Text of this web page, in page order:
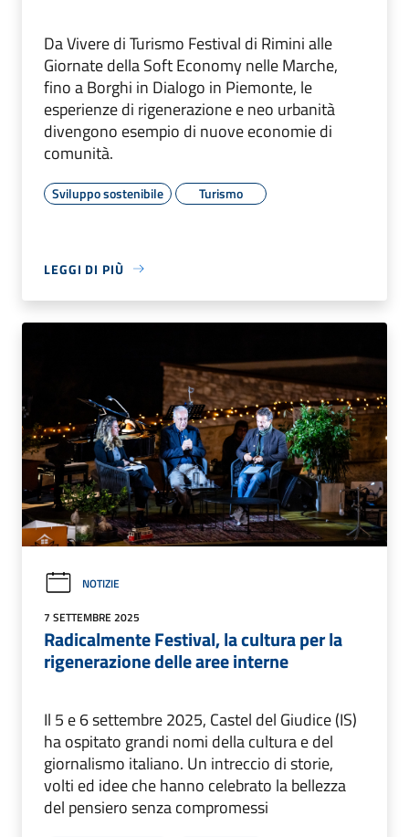
Da Vivere di Turismo Festival di Rimini alle
Giornate della Soft Economy nelle Marche,
fino a Borghi in Dialogo in Piemonte, le
esperienze di rigenerazione e neo urbanità
divengono esempio di nuove economie di
comunità.
Sviluppo sostenibile Turismo
LEGGI DI PIÙ
NOTIZIE
7 SETTEMBRE 2025
Radicalmente Festival, la cultura per la
rigenerazione delle aree interne
Il 5 e 6 settembre 2025, Castel del Giudice (IS)
ha ospitato grandi nomi della cultura e del
giornalismo italiano. Un intreccio di storie,
volti ed idee che hanno celebrato la bellezza
del pensiero senza compromessi